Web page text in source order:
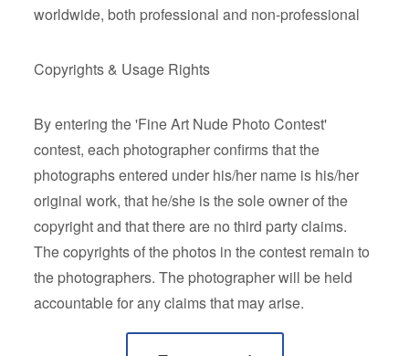
worldwide, both professional and non-professional
Copyrights & Usage Rights
By entering the 'Fine Art Nude Photo Contest'
contest, each photographer confirms that the
photographs entered under his/her name is his/her
original work, that he/she is the sole owner of the
copyright and that there are no third party claims.
The copyrights of the photos in the contest remain to
the photographers. The photographer will be held
accountable for any claims that may arise.